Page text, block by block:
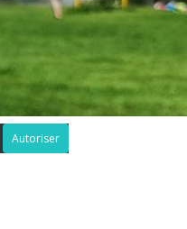
Autoriser